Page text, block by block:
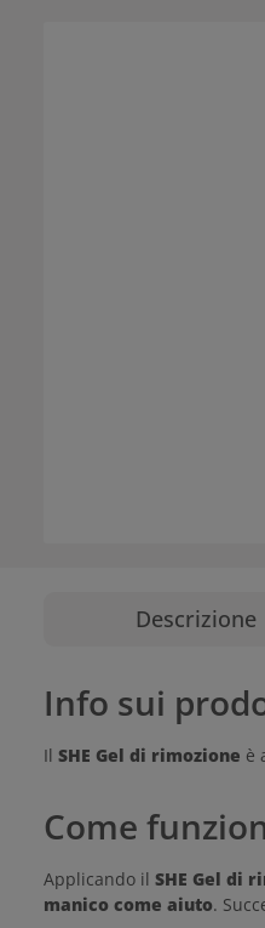
Descrizione
Info sui
Il SHE Gel di rimozione è
Come
Applicando il SHE Gel di
manico come aiuto.